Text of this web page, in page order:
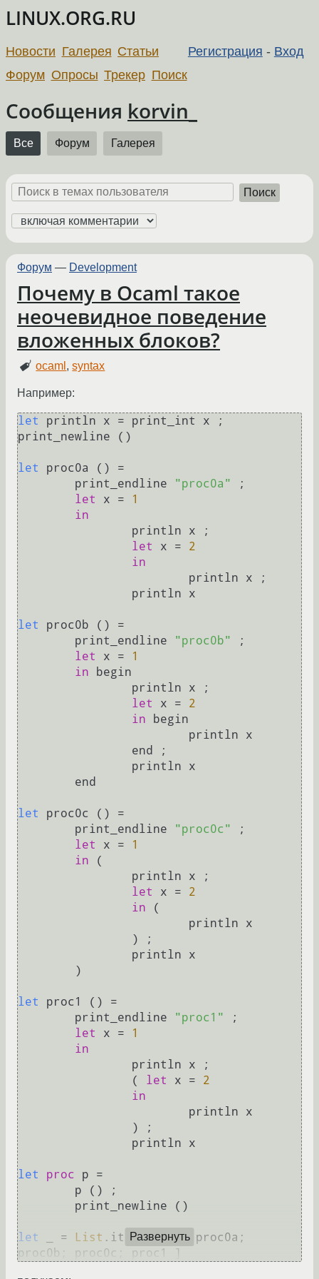
LINUX.ORG.RU
Регистрация - Вход
Новости Галерея Статьи
Форум Опросы Трекер Поиск
Сообщения korvin_
Все Форум Галерея
Поиск
Форум — Development
Почему в Ocaml такое
неочевидное поведение
вложенных блоков?
ocaml ,syntax
Например:
let
println x = print_int x ;
print_newline ()
let
proc0a () =
	print_endline
"proc0a"
;
let
x =
1
in
let
x = 2
in
let
proc0b () =
	print_endline
"proc0b"
;
let
x =
1
in begin
let
x = 2
in begin
let
proc0c () =
	print_endline
"proc0c"
;
let
x =
1
in (
let
x = 2
in (
let
proc1 () =
	print_endline
"proc1"
;
let
x =
1
in
		(
let x = 2
in
let proc
p =
let _ = List .iter proc [ proc0a;
Развернуть